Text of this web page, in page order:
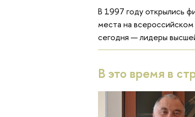
В 1997 году открылись
места на
сегодня — лидеры
В это время в